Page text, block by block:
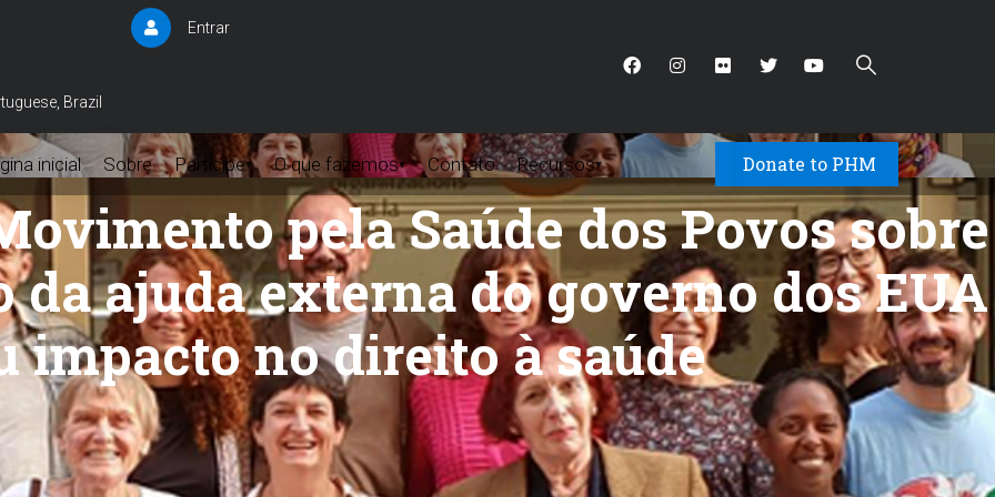
Brazil
User
Entrar
inicial Sobre Participe▾ O que fazemos▾ Contato Recursos▾ Donate to PHM
pela Saúde dos Povos sobre
da ajuda externa do governo dos EUA
impacto no direito à saúde